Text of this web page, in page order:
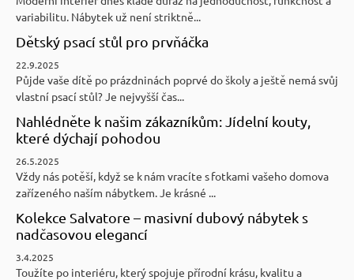
variabilitu. Nábytek už není striktně...
Dětský psací stůl pro prvňáčka
22.9.2025
Půjde vaše dítě po prázdninách poprvé do školy a ještě nemá svůj
vlastní psací stůl? Je nejvyšší čas...
Nahlédněte k našim zákazníkům: Jídelní kouty,
které dýchají pohodou
26.5.2025
Vždy nás potěší, když se k nám vracíte s fotkami vašeho domova
zařízeného naším nábytkem. Je krásné ...
Kolekce Salvatore – masivní dubový nábytek s
nadčasovou elegancí
3.4.2025
Toužíte po interiéru, který spojuje přírodní krásu, kvalitu a